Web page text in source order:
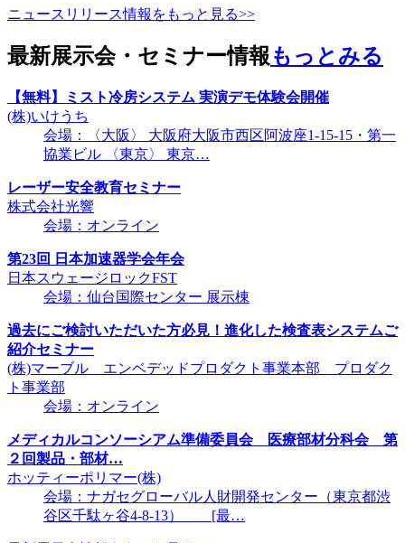
ニュースリリース情報をもっと見る>>
最新展示会・セミナー情報もっとみる
【無料】ミスト冷房システム 実演デモ体験会開催
(株)いけうち
会場：〈大阪〉 大阪府大阪市西区阿波座1-15-15・第一
協業ビル 〈東京〉 東京…
レーザー安全教育セミナー
株式会社光響
会場：オンライン
第23回 日本加速器学会年会
日本スウェージロックFST
会場：仙台国際センター 展示棟
過去にご検討いただいた方必見！進化した検査表システムご
紹介セミナー
(株)マーブル エンベデッドプロダクト事業本部 プロダク
ト事業部
会場：オンライン
メディカルコンソーシアム準備委員会 医療部材分科会 第
２回製品・部材…
ホッティーポリマー(株)
会場：ナガセグローバル人財開発センター（東京都渋
谷区千駄ヶ谷4-8-13） [最…